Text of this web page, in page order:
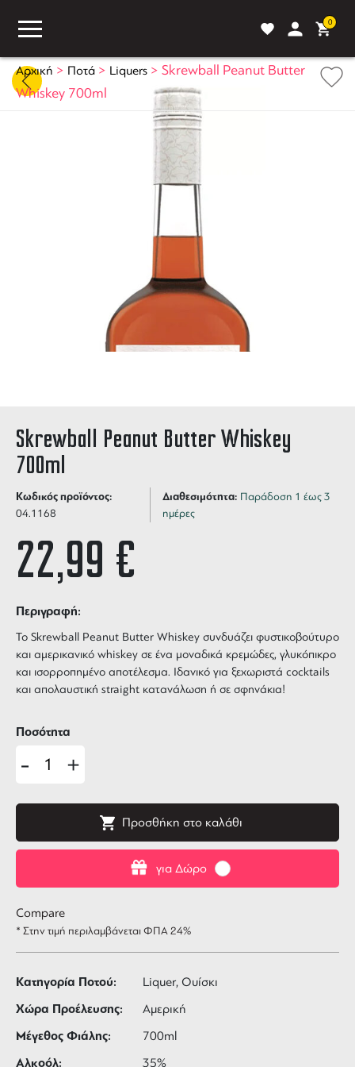
0
ΣΥΓΚΡΙΣΗ
Αρχική > Ποτά > Liquers > Skrewball Peanut Butter
Whiskey 700ml
Skrewball Peanut Butter Whiskey
700ml
Κωδικός προϊόντος:
04.1168
Διαθεσιμότητα: Παράδοση 1 έως 3
ημέρες
22,99 €
Περιγραφή:
Το Skrewball Peanut Butter Whiskey συνδυάζει φυστικοβούτυρο
και αμερικανικό whiskey σε ένα μοναδικά κρεμώδες, γλυκόπικρο
και ισορροπημένο αποτέλεσμα. Ιδανικό για ξεχωριστά cocktails
και απολαυστική straight κατανάλωση ή σε σφηνάκια!
για Δώρο
Ποσότητα
- +
Προσθήκη στο καλάθι
Compare
* Στην τιμή περιλαμβάνεται ΦΠΑ 24%
Κατηγορία Ποτού: Liquer, Ουίσκι
Χώρα Προέλευσης: Αμερική
Μέγεθος Φιάλης: 700ml
Αλκοόλ: 35%